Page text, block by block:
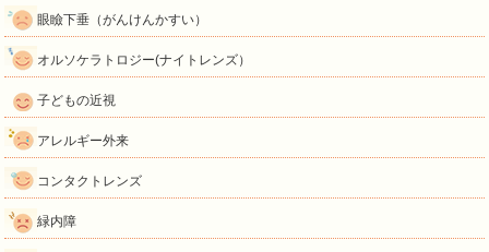
眼瞼下垂（がんけんかすい）
オルソケラトロジー(ナイトレンズ）
子どもの近視
アレルギー外来
コンタクトレンズ
緑内障